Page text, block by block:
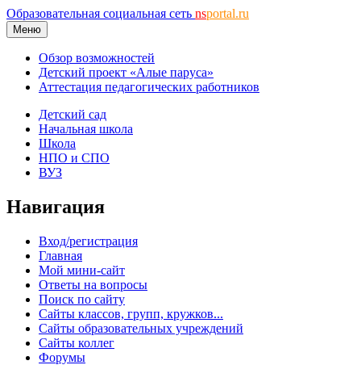
Образовательная социальная сеть nsportal.ru
Меню
Обзор возможностей
Детский проект «Алые паруса»
Аттестация педагогических работников
Детский сад
Начальная школа
Школа
НПО и СПО
ВУЗ
Навигация
Вход/регистрация
Главная
Мой мини-сайт
Ответы на вопросы
Поиск по сайту
Сайты классов, групп, кружков...
Сайты образовательных учреждений
Сайты коллег
Форумы